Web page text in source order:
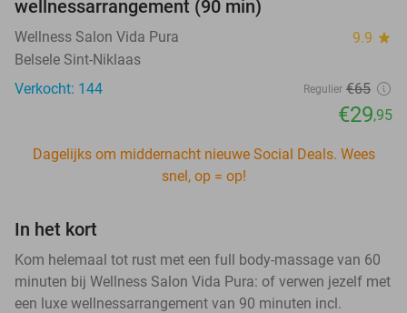
wellnessarrangement (90 min)
Wellness Salon Vida Pura 9.9 star
Belsele Sint-Niklaas
Verkocht: 144
Regulier €65
€29,95
Dagelijks om middernacht nieuwe Social Deals. Wees
snel, op = op!
In het kort
Kom helemaal tot rust met een full body-massage van 60
minuten bij Wellness Salon Vida Pura: of verwen jezelf met
een luxe wellnessarrangement van 90 minuten incl.